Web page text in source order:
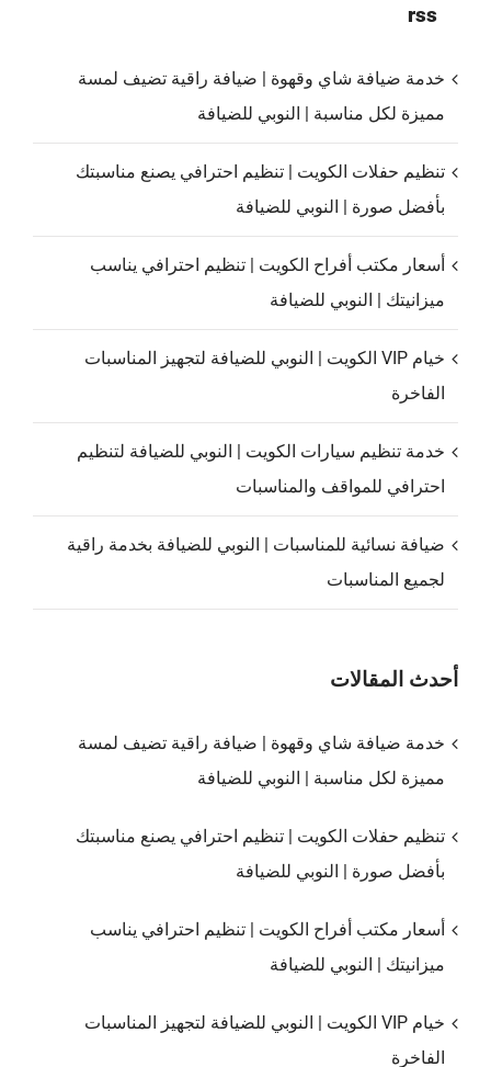
rss
خدمة ضيافة شاي وقهوة | ضيافة راقية تضيف لمسة
مميزة لكل مناسبة | النوبي للضيافة
تنظيم حفلات الكويت | تنظيم احترافي يصنع مناسبتك
بأفضل صورة | النوبي للضيافة
أسعار مكتب أفراح الكويت | تنظيم احترافي يناسب
ميزانيتك | النوبي للضيافة
خيام VIP الكويت | النوبي للضيافة لتجهيز المناسبات
الفاخرة
خدمة تنظيم سيارات الكويت | النوبي للضيافة لتنظيم
احترافي للمواقف والمناسبات
ضيافة نسائية للمناسبات | النوبي للضيافة بخدمة راقية
لجميع المناسبات
أحدث المقالات
خدمة ضيافة شاي وقهوة | ضيافة راقية تضيف لمسة
مميزة لكل مناسبة | النوبي للضيافة
تنظيم حفلات الكويت | تنظيم احترافي يصنع مناسبتك
بأفضل صورة | النوبي للضيافة
أسعار مكتب أفراح الكويت | تنظيم احترافي يناسب
ميزانيتك | النوبي للضيافة
خيام VIP الكويت | النوبي للضيافة لتجهيز المناسبات
الفاخرة